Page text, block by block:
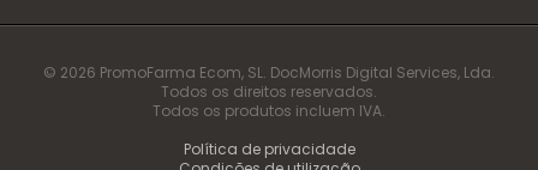
© 2026 PromoFarma Ecom, SL. DocMorris Digital Services, Lda.
Todos os direitos reservados.
Todos os produtos incluem IVA.
Política de privacidade